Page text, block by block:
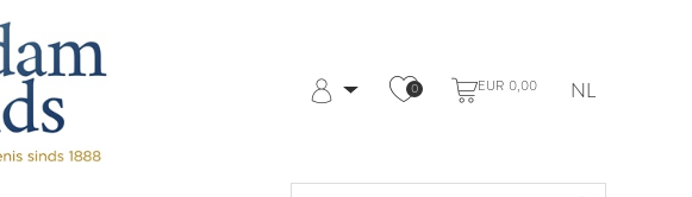
Mijn Account
0 EUR 0,00 NL